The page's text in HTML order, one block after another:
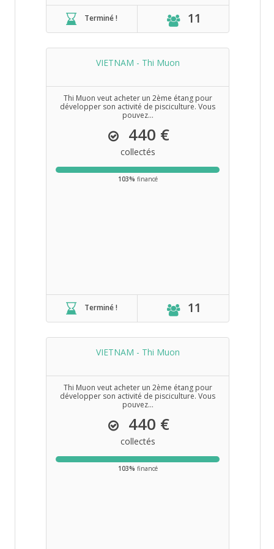
Terminé ! 11
VIETNAM - Thi Muon
Thi Muon veut acheter un 2ème étang pour
développer son activité de pisciculture. Vous
pouvez...
440 €
collectés
103% financé
Terminé ! 11
VIETNAM - Thi Muon
Thi Muon veut acheter un 2ème étang pour
développer son activité de pisciculture. Vous
pouvez...
440 €
collectés
103% financé